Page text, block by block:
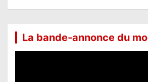
La bande-annonce du